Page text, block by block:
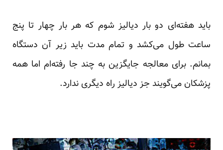
باید هفته‌ای دو بار دیالیز شوم که هر بار چهار تا پنج
ساعت طول می‌کشد و تمام مدت باید زیر آن دستگاه
بمانم. برای معالجه جایگزین به چند جا رفته‌ام اما همه
پزشکان می‌گویند جز دیالیز راه دیگری ندارد.